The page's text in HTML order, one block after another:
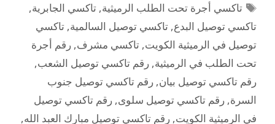
تاكسي أجرة تحت الطلب الرميثية,تاكسي الجابرية,
تاكسي توصيل البدع, تاكسي توصيل السالمية, تاكسي
توصيل في الرميثية الكويت, تاكسي مشرف, رقم أجرة
تحت الطلب في الرميثية, رقم تاكسي توصيل الشعب,
رقم تاكسي توصيل بيان, رقم تاكسي توصيل جنوب
السرة, رقم تاكسي توصيل سلوى, رقم تاكسي توصيل
في الرميثية الكويت, رقم تاكسي توصيل مبارك العبد الله,